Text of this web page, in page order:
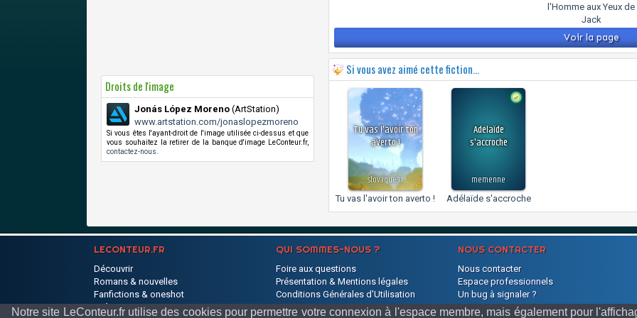
Notre site LeConteur.fr utilise des cookies pour permettre votre connexion à l'espace membre, mais également pour
Droits de l'image
Jonás López Moreno (ArtStation)
www.artstation.com/jonaslopezmoreno
Si vous êtes l'ayant-droit de l'image utilisée ci-dessus et que
vous souhaitez la retirer de la banque d'image LeConteur.fr,
contactez-nous
l'Homme aux Yeux de
Jack
Voir la page
Si vous avez aimé cette fiction...
Tu vas l'avoir ton
averto !
slovaque31
Tu vas l'avoir ton averto !
Adélaïde
s'accroche
memenne
Adélaïde s'accroche
LECONTEUR.FR QUI SOMMES-NOUS ? NOUS CONTACTER
Découvrir
Romans & nouvelles
Fanfictions & oneshot
Poèmes
Foire aux questions
Présentation & Mentions légales
Conditions Générales d'Utilisation
Partenaires
Nous contacter
Espace professionnels
Un bug à signaler ?